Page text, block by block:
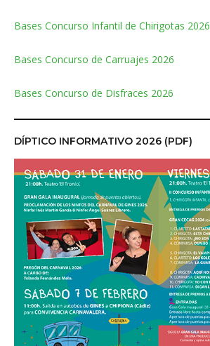
Bases Concurso Infantil de Chirigotas 2026
Bases Concurso de Carruajes 2026
Bases Concurso de Disfraces 2026
DÍPTICO INFORMATIVO 2026 (PDF)